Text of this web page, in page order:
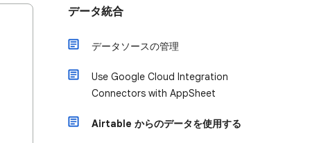
データ統合
データソースの管理
Use Google Cloud Integration
Connectors with AppSheet
Airtable からのデータを使用する